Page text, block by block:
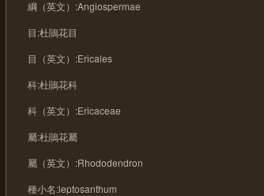
綱（英文）:Angiospermae
目:杜鵑花目
目（英文）:Ericales
科:杜鵑花科
科（英文）:Ericaceae
屬:杜鵑花屬
屬（英文）:Rhododendron
種小名:leptosanthum